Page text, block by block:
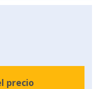
precio